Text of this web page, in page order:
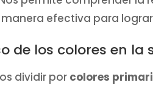
efectiva para
de los colores en la
dividir por colores